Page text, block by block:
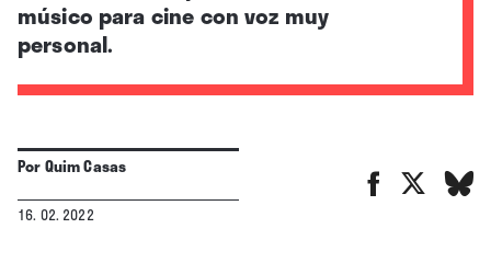
músico para cine con voz muy
personal.
PorQuim Casas
16. 02. 2022